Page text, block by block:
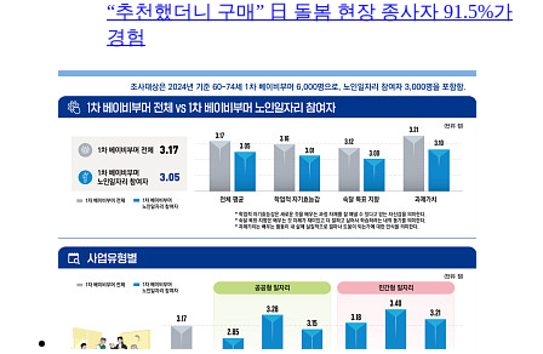
“추천했더니 구매” 日 돌봄 현장 종사자 91.5%가
경험